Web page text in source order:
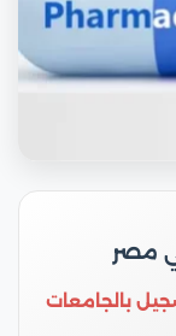
مصر
بالجامعات